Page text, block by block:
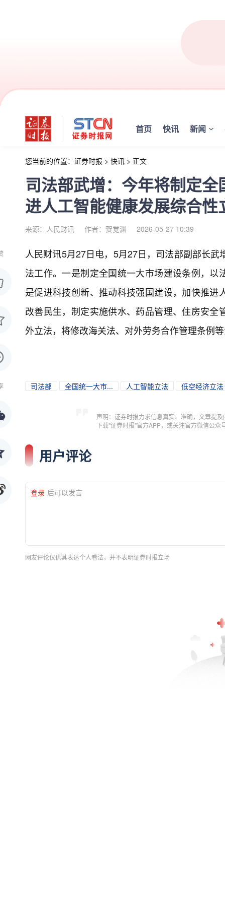
首页 快讯 新闻
您当前的位置： 证券时报 > 快讯 > 正文
司法部武增：今年将制定
进人工智能健康发展综合性
来源：人民财讯 作者：贺觉渊 2026-05-27 10:39
人民财讯5月27日电， 5月27日，司法部副部长武
法工作。一是制定全国统一大市场建设条例，
是促进科技创新、推动科技强国建设，加快推
改善民生，制定实施供水、药品管理、住房安
外立法，将修改海关法、对外劳务合作管理条例
司法部 全国统一大市... 人工智能立法 低空经济立法
声明：证券时报力求信息真实、准确，文章提
下载"证券时报"官方APP，或关注官方微信公
用户评论
登录 后可以发言
网友评论仅供其表达个人看法，并不表明证券时报立场